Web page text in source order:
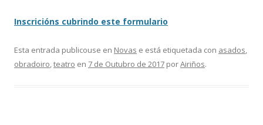
Inscricións cubrindo este formulario
Esta entrada publicouse en Novas e está etiquetada con asados,
obradoiro,teatro en 7 de Outubro de 2017 porAiriños.